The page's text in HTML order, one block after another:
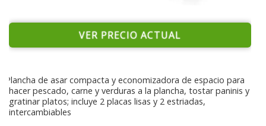
VER PRECIO ACTUAL
Plancha de asar compacta y economizadora de espacio para
hacer pescado, carne y verduras a la plancha, tostar paninis y
gratinar platos; incluye 2 placas lisas y 2 estriadas,
intercambiables